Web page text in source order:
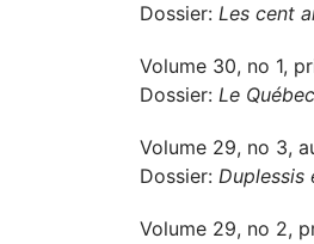
Dossier: Les cent
Volume 30, no 1,
Dossier: Le
Volume 29, no 3,
Dossier: Duplessis
Volume 29, no 2,